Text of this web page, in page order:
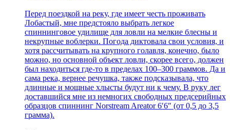
Перед поездкой на реку, где имеет честь проживать
Лобастый, мне предстояло выбрать легкое
спиннинговое удилище для ловли на мелкие блесны и
некрупные воблерки. Погода диктовала свои условия, и
хотя рассчитывать на крупного голавля, конечно, было
можно, но основной объект ловли, скорее всего, должен
был находиться где-то в пределах 100–300 граммов. Да и
сама река, вернее речушка, также подсказывала, что
длинные и мощные хлысты будут ни к чему. В руку лег
доставшийся мне из немногих свободных предсерийных
образцов спиннинг Norstream Areator 6′6″ (от 0,5 до 3,5
грамма).